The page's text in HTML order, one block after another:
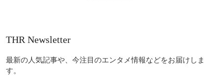
THR Newsletter
最新の人気記事や、今注目のエンタメ情報などをお届けしま
す。